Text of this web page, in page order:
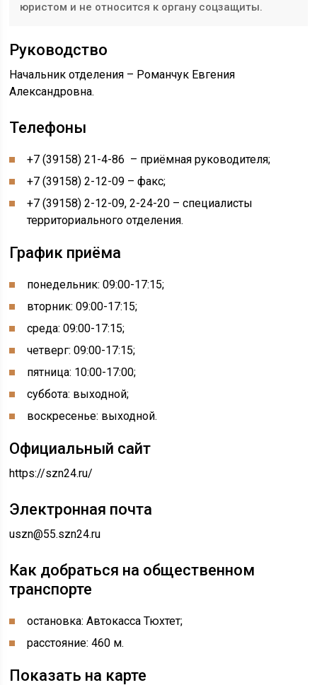
юристом и не относится к органу соцзащиты.
Руководство
Начальник отделения – Романчук Евгения
Александровна.
Телефоны
+7 (39158) 21-4-86 – приёмная руководителя;
+7 (39158) 2-12-09 – факс;
+7 (39158) 2-12-09, 2-24-20 – специалисты
территориального отделения.
График приёма
понедельник: 09:00-17:15;
вторник: 09:00-17:15;
среда: 09:00-17:15;
четверг: 09:00-17:15;
пятница: 10:00-17:00;
суббота: выходной;
воскресенье: выходной.
Официальный сайт
https://szn24.ru/
Электронная почта
uszn@55.szn24.ru
Как добраться на общественном
транспорте
остановка: Автокасса Тюхтет;
расстояние: 460 м.
Показать на карте